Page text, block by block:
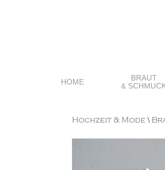
HOME
BRAUT
&
Hochzeit & Mode \